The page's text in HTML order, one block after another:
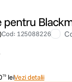
)Cod: 125088226
79 leiVezi detalii